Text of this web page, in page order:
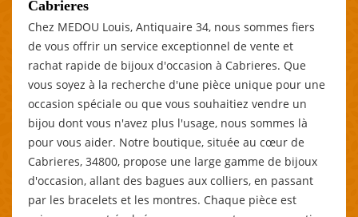
Cabrieres
Chez MEDOU Louis, Antiquaire 34, nous sommes fiers
de vous offrir un service exceptionnel de vente et
rachat rapide de bijoux d'occasion à Cabrieres. Que
vous soyez à la recherche d'une pièce unique pour une
occasion spéciale ou que vous souhaitiez vendre un
bijou dont vous n'avez plus l'usage, nous sommes là
pour vous aider. Notre boutique, située au cœur de
Cabrieres, 34800, propose une large gamme de bijoux
d'occasion, allant des bagues aux colliers, en passant
par les bracelets et les montres. Chaque pièce est